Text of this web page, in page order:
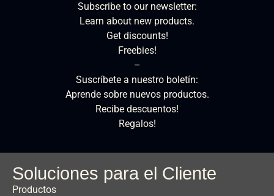
Subscribe to our newsletter:
Learn about new products.
Get discounts!
Freebies!
–
Suscríbete a nuestro boletín:
Aprende sobre nuevos productos.
Recibe descuentos!
Regalos!
Soluciones para el Cliente
Productos